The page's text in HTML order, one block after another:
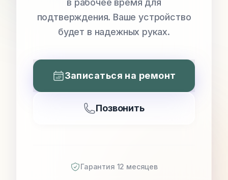
в рабочее время для
подтверждения. Ваше устройство
будет в надежных руках.
Записаться на ремонт
Позвонить
Гарантия 12 месяцев